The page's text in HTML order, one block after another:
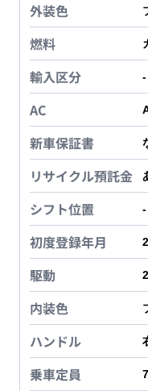
外装色
燃料
輸入区分 -
AC
新車保証書
リサイクル預託金
シフト位置 -
初度登録年月
駆動
内装色
ハンドル
乗車定員 7